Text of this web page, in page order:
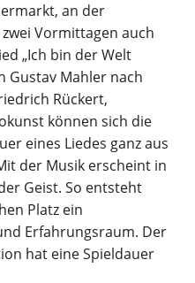
an der
Vormittagen auch
„Ich bin der Welt
Gustav Mahler nach
Rückert,
können sich die
eines Liedes ganz aus
der Musik erscheint in
Geist. So entsteht
Platz ein
Erfahrungsraum. Der
hat eine Spieldauer